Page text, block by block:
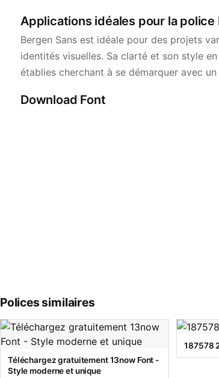
Applications idéales pour la police
Bergen Sans est idéale pour des projets
identités visuelles. Sa clarté et son style
établies cherchant à se démarquer avec
Download Font
Polices similaires
Téléchargez gratuitement 13now Font -
Style moderne et unique
187578